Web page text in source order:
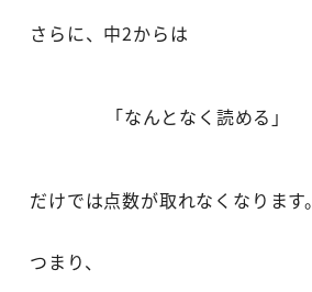
さらに、中2からは
「なんとなく読める」
だけでは点数が取れなくなります。
つまり、